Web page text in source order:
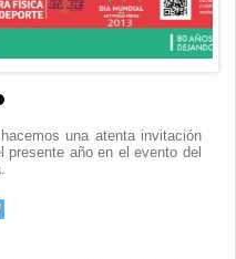
una atenta invitación
presente año en el evento del